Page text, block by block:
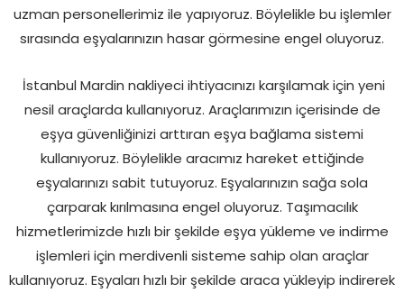
uzman personellerimiz ile yapıyoruz. Böylelikle bu işlemler
sırasında eşyalarınızın hasar görmesine engel oluyoruz.
İstanbul Mardin nakliyeci ihtiyacınızı karşılamak için yeni
nesil araçlarda kullanıyoruz. Araçlarımızın içerisinde de
eşya güvenliğinizi arttıran eşya bağlama sistemi
kullanıyoruz. Böylelikle aracımız hareket ettiğinde
eşyalarınızı sabit tutuyoruz. Eşyalarınızın sağa sola
çarparak kırılmasına engel oluyoruz. Taşımacılık
hizmetlerimizde hızlı bir şekilde eşya yükleme ve indirme
işlemleri için merdivenli sisteme sahip olan araçlar
kullanıyoruz. Eşyaları hızlı bir şekilde araca yükleyip indirerek